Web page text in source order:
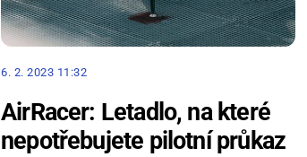
6. 2. 2023 11:32
AirRacer: Letadlo, na které
nepotřebujete pilotní průkaz